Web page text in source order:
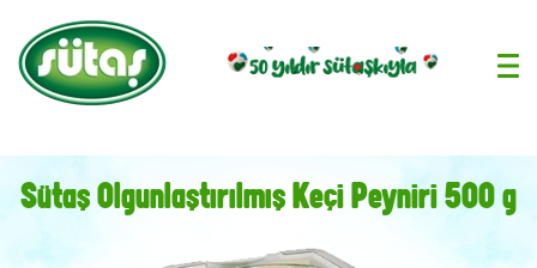
Sütaş Olgunlaştırılmış Keçi Peyniri 500 g